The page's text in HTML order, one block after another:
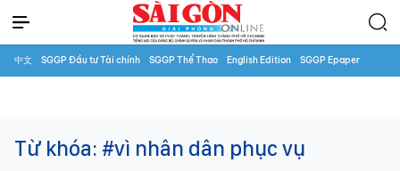
中文 SGGP Đầu tư Tài chính SGGP Thể Thao English Edition SGGP Epaper
Từ khóa: #vì nhân dân phục vụ